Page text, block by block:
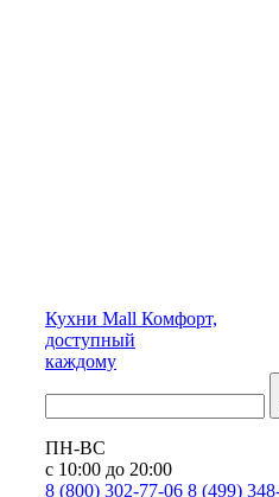
Кухни Mall Комфорт,
доступный
каждому
ПН-ВС
с 10:00 до 20:00
8 (800) 302-77-06 8 (499)